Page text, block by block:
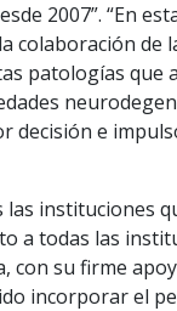
2007”. “En
de
patologías que
e
instituciones
a todas las
con su firme
incorporar el